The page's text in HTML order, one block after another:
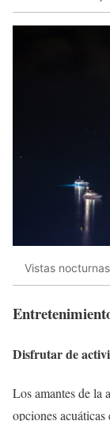
Vistas
Disfrutar de
Los amantes de la
opciones